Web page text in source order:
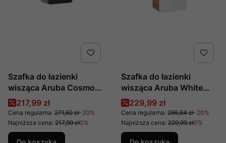
Szafka do łazienki
wisząca Aruba Cosmos
830 produkcji COMAD
Cena promocyjna
217,99 zł
Cena regularna: 271,82 zł-20%
Najniższa cena: 217,99 zł0%
Szafka do łazienki
wisząca Aruba White
830 produkcji COMAD
Cena promocyjna
229,99 zł
Cena regularna: 286,84 zł-20%
Najniższa cena: 229,99 zł0%